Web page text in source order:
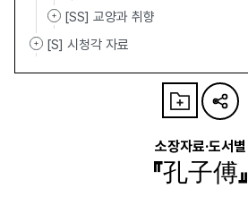
[SS] 교양과 취향
[S] 시청각 자료
소장자료·도서별
『孔子傅』